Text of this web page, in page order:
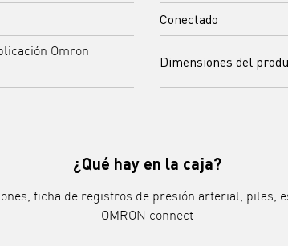
Conectado
Omron
Dimensiones del
¿Qué hay en la caja?
ficha de registros de presión arterial, pilas,
OMRON connect